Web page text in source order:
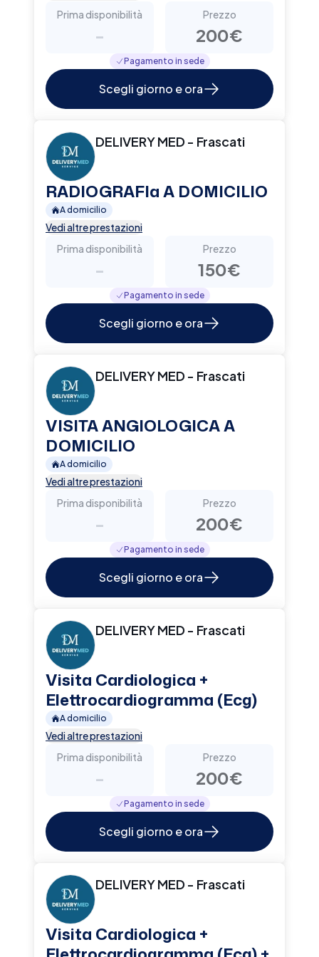
Prima disponibilità
-
Prezzo
200€
Pagamento in sede
Scegli giorno e ora
DELIVERY MED - Frascati
RADIOGRAFIa A DOMICILIO
A domicilio
Vedi altre prestazioni
Prima disponibilità
-
Prezzo
150€
Pagamento in sede
Scegli giorno e ora
DELIVERY MED - Frascati
VISITA ANGIOLOGICA A
DOMICILIO
A domicilio
Vedi altre prestazioni
Prima disponibilità
-
Prezzo
200€
Pagamento in sede
Scegli giorno e ora
DELIVERY MED - Frascati
Visita Cardiologica +
Elettrocardiogramma (Ecg)
A domicilio
Vedi altre prestazioni
Prima disponibilità
-
Prezzo
200€
Pagamento in sede
Scegli giorno e ora
DELIVERY MED - Frascati
Visita Cardiologica +